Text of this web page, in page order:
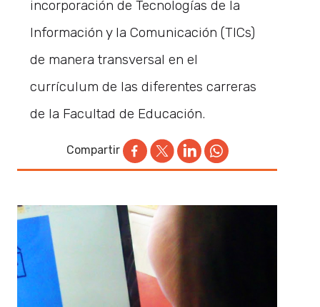
incorporación de Tecnologías de la
Información y la Comunicación (TICs)
de manera transversal en el
currículum de las diferentes carreras
de la Facultad de Educación.
Compartir